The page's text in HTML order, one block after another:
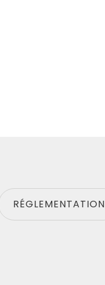
RÉGLEMENTATION